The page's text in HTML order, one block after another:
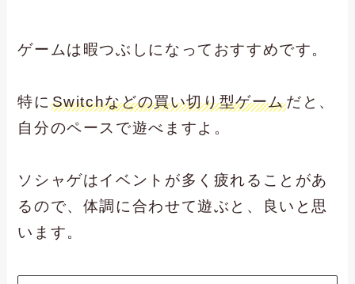
ゲームは暇つぶしになっておすすめです。
特に Switchなどの買い切り型ゲームだと、
自分のペースで遊べますよ。
ソシャゲはイベントが多く疲れることがあ
るので、体調に合わせて遊ぶと、良いと思
います。